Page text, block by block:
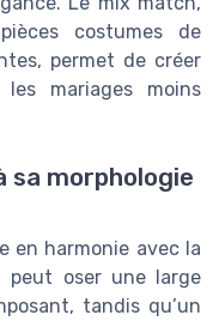
costumes de
permet de créer
mariages moins
sa morphologie
en harmonie avec la
peut oser une large
tandis qu’un